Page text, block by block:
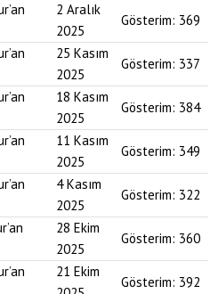
2 Aralık
2025
Gösterim: 369
25 Kasım
2025
Gösterim: 337
18 Kasım
2025
Gösterim: 384
11 Kasım
2025
Gösterim: 349
4 Kasım
2025
Gösterim: 322
28 Ekim
2025
Gösterim: 360
21 Ekim
Gösterim: 392